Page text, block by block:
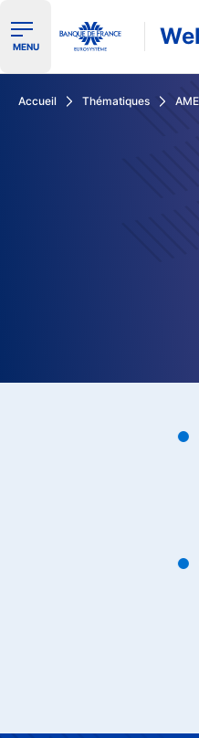
Ouvrir le menu de
MENU
Accueil Thématiques